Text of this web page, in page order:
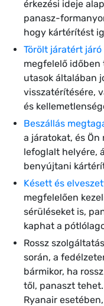
érkezési ideje
panasz-
hogy kártérítést
Törölt járatért
megfelelő időben
utasok általában
visszatérítésére,
és
Beszállás
a járatokat, és
lefoglalt helyére,
benyújtani
Késett és
megfelelően
sérüléseket is,
kaphat a
Rossz
során, a
bármikor, ha
től, panaszt
Ryanair